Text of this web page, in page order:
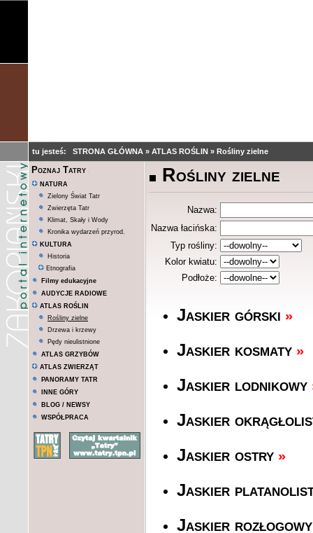
tu jesteś: STRONA GŁÓWNA » ATLAS ROŚLIN » Rośliny zielne
Poznaj Tatry
NATURA
Zielony Świat Tatr
Zwierzęta Tatr
Klimat, Skały i Wody
Kronika wydarzeń przyrod.
KULTURA
Historia
Etnografia
Filmy edukacyjne
AUDYCJE RADIOWE
ATLAS ROŚLIN
Rośliny zielne
Drzewa i krzewy
Pędy nieulistnione
ATLAS GRZYBÓW
ATLAS ZWIERZĄT
PANORAMY TATR
INNE GÓRY
BLOG / NEWSY
WSPÓŁPRACA
Rośliny zielne
Nazwa:
Nazwa łacińska:
Typ rośliny:
Kolor kwiatu:
Podłoże:
Jaskier górski »
Jaskier kosmaty »
Jaskier lodnikowy
Jaskier
Jaskier ostry »
Jaskier
Jaskier rozłogowy